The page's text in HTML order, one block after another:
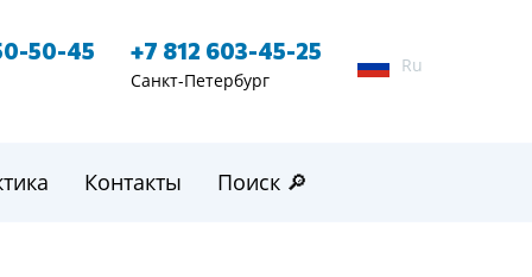
50-45 +7 812 603-45-25
Санкт-Петербург
Ru
Контакты Поиск 🔎